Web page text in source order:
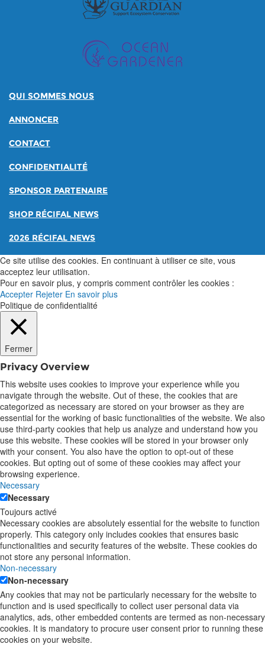
QUI SOMMES NOUS
ANNONCER
CONTACT
CONFIDENTIALITÉ
SPONSOR PARTENAIRE
SHOP RÉCIFAL NEWS
2026 RÉCIFAL NEWS
Ce site utilise des cookies. En continuant à utiliser ce site, vous
acceptez leur utilisation.
Pour en savoir plus, y compris comment contrôler les cookies :
Accepter Rejeter En savoir plus
Politique de confidentialité
Fermer
Privacy Overview
This website uses cookies to improve your experience while you
navigate through the website. Out of these, the cookies that are
categorized as necessary are stored on your browser as they are
essential for the working of basic functionalities of the website. We also
use third-party cookies that help us analyze and understand how you
use this website. These cookies will be stored in your browser only
with your consent. You also have the option to opt-out of these
cookies. But opting out of some of these cookies may affect your
browsing experience.
Necessary
Necessary
Toujours activé
Necessary cookies are absolutely essential for the website to function
properly. This category only includes cookies that ensures basic
functionalities and security features of the website. These cookies do
not store any personal information.
Non-necessary
Non-necessary
Any cookies that may not be particularly necessary for the website to
function and is used specifically to collect user personal data via
analytics, ads, other embedded contents are termed as non-necessary
cookies. It is mandatory to procure user consent prior to running these
cookies on your website.